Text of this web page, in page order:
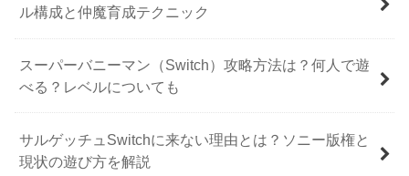
ル構成と仲魔育成テクニック
スーパーバニーマン（Switch）攻略方法は？何人で遊
べる？レベルについても
サルゲッチュSwitchに来ない理由とは？ソニー版権と
現状の遊び方を解説